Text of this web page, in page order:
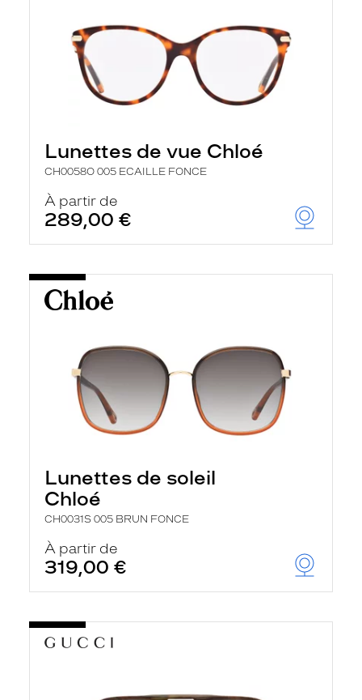
Lunettes de vue Chloé
CH0058O 005 ECAILLE FONCE
À partir de
289,00 €
Lunettes de soleil
Chloé
CH0031S 005 BRUN FONCE
À partir de
319,00 €